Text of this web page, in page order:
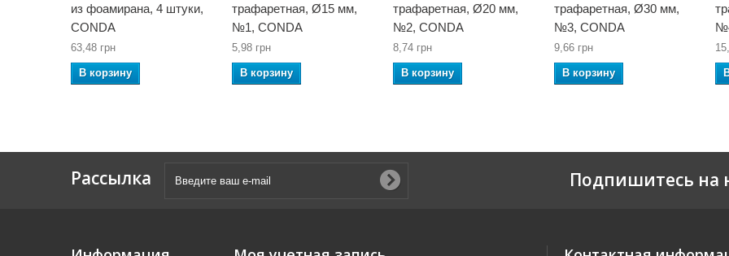
из фоамирана, 4 штуки,
CONDA
63,48 грн
В корзину
трафаретная, Ø15 мм,
№1, CONDA
5,98 грн
В корзину
трафаретная, Ø20 мм,
№2, CONDA
8,74 грн
В корзину
трафаретная, Ø30 мм,
№3, CONDA
9,66 грн
В корзину
Рассылка Подпишитесь на